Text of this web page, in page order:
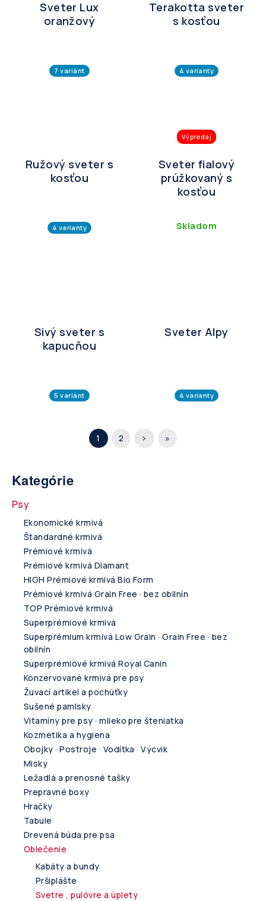
Sveter Lux
oranžový
7 variánt
Terakotta sveter
s kosťou
4 varianty
Ružový sveter s
kosťou
4 varianty
Výpredaj
Sveter fialový
prúžkovaný s
kosťou
Skladom
Sivý sveter s
kapucňou
5 variánt
Sveter Alpy
4 varianty
Aktuálna
1 Page
2
Ďalšia
›
Posledná
»
Kategórie
Psy
Ekonomické krmivá
Štandardné krmivá
Prémiové krmivá
Prémiové krmivá Diamant
HIGH Prémiové krmivá Bio Form
Prémiové krmivá Grain Free · bez obilnín
TOP Prémiové krmivá
Superprémiové krmivá
Superprémium krmivá Low Grain · Grain Free · bez
obilnín
Superprémiové krmivá Royal Canin
Konzervované krmivá pre psy
Žuvací artikel a pochúťky
Sušené pamlsky
Vitamíny pre psy · mlieko pre šteniatka
Kozmetika a hygiena
Obojky · Postroje · Vodítka · Výcvik
Misky
Ležadlá a prenosné tašky
Prepravné boxy
Hračky
Tabule
Drevená búda pre psa
Oblečenie
Kabáty a bundy
Pršiplášte
Svetre , pulóvre a úplety